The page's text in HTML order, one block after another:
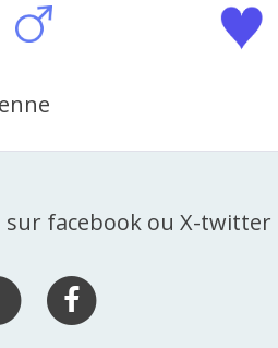
sur facebook ou X-twitter